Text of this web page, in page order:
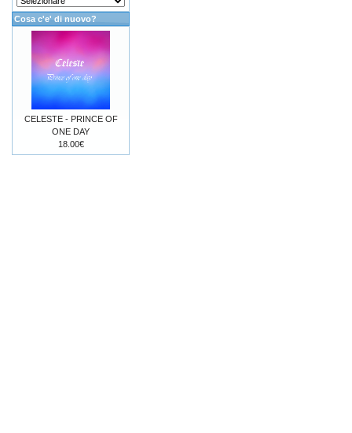
Cosa c'e' di nuovo?
CELESTE - PRINCE OF
ONE DAY
18.00€